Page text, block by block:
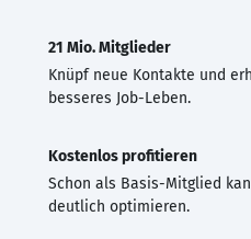
21 Mio. Mitglieder
Knüpf neue Kontakte und
besseres Job-Leben.
Kostenlos profitieren
Schon als Basis-Mitglied
deutlich optimieren.